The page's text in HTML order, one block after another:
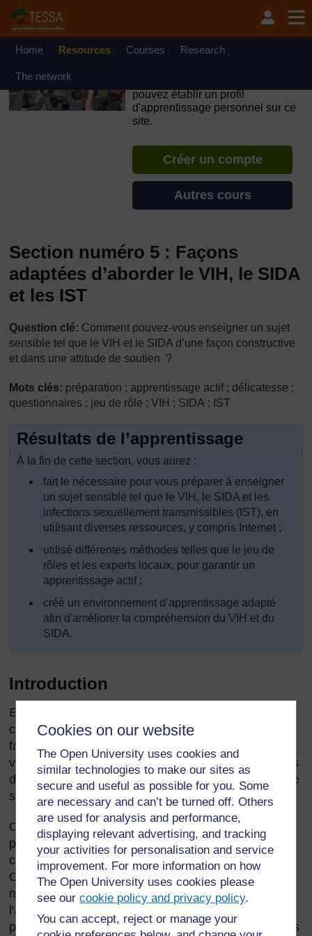
Cookies on our website
The Open University uses cookies and
similar technologies to make our sites as
secure and useful as possible for you. Some
are necessary and can’t be turned off. Others
are used for analysis and performance,
displaying relevant advertising, and tracking
your activities for personalisation and service
improvement. For more information on how
The Open University uses cookies please
see ourcookie policy and privacy policy.
You can accept, reject or manage your
Passer au contenu principal
OpenLearn Create will be unavailable on Wednesday 12
August 2026 from 8am to 10.30am (GMT) due to routine
Home Resources Courses Research
The network
pouvez établir un profil
d'apprentissage personnel sur ce
site.
Créer un compte
Autres cours
Section numéro 5 : Façons
adaptées d’aborder le VIH, le SIDA
et les IST
Question clé: Comment pouvez-vous enseigner un sujet
sensible tel que le VIH et le SIDA d’une façon constructive
et dans une attitude de soutien ?
Mots clés: préparation ; apprentissage actif ; délicatesse ;
questionnaires ; jeu de rôle ; VIH ; SIDA ; IST
Résultats de l’apprentissage
À la fin de cette section, vous aurez :
fait le nécessaire pour vous préparer à enseigner
un sujet sensible tel que le VIH, le SIDA et les
infections sexuellement transmissibles (IST), en
utilisant diverses ressources, y compris Internet ;
utilisé différentes méthodes telles que le jeu de
rôles et les experts locaux, pour garantir un
apprentissage actif ;
créé un environnement d’apprentissage adapté
afin d'améliorer la compréhension du VIH et du
SIDA.
Introduction
En tant qu’enseignant de primaire, vous aurez
conscience qu'il est important d'aider vos élèves à
faire face à l'impact du VIH et du SIDA dans leurs
vies, tant en termes de connaissances sur les sujets
du VIH et du SIDA, que de sécurité et de leur propre
santé et de celle des autres.
C’est un sujet difficile pour certains enseignants et
pour certains élèves et c’est la raison pour laquelle
certains préfèrent laisser ce rôle aux experts.
Cependant, il existe de nombreuses manières de
mettre en place un environnement où
l'apprentissage est présenté avec délicatesse,
permettant à vos élèves d'explorer ce sujet – si vous